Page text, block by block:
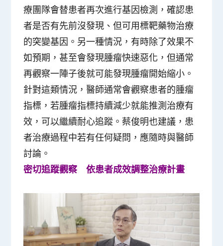
療團隊會替患者再次進行基因檢測，確認患
者是否有先前沒發現、但可用標靶藥物治療
的突變基因。另一種情況，有時除了效果不
如預期，甚至會發現腫瘤快速惡化，但通常
再觀察一陣子後就可能發現腫瘤開始縮小。
針對這類情況，醫師通常會觀察患者的腫瘤
指標，若腫瘤指標持續減少就能推測治療有
效，可以繼續耐心追蹤。蔡俊明也建議，患
者治療過程中若有任何疑問，應隨時與醫師
討論。
密切追蹤觀察 依患者成效調整治療計畫